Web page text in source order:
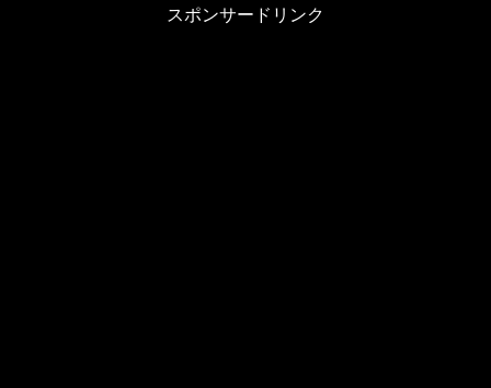
スポンサードリンク